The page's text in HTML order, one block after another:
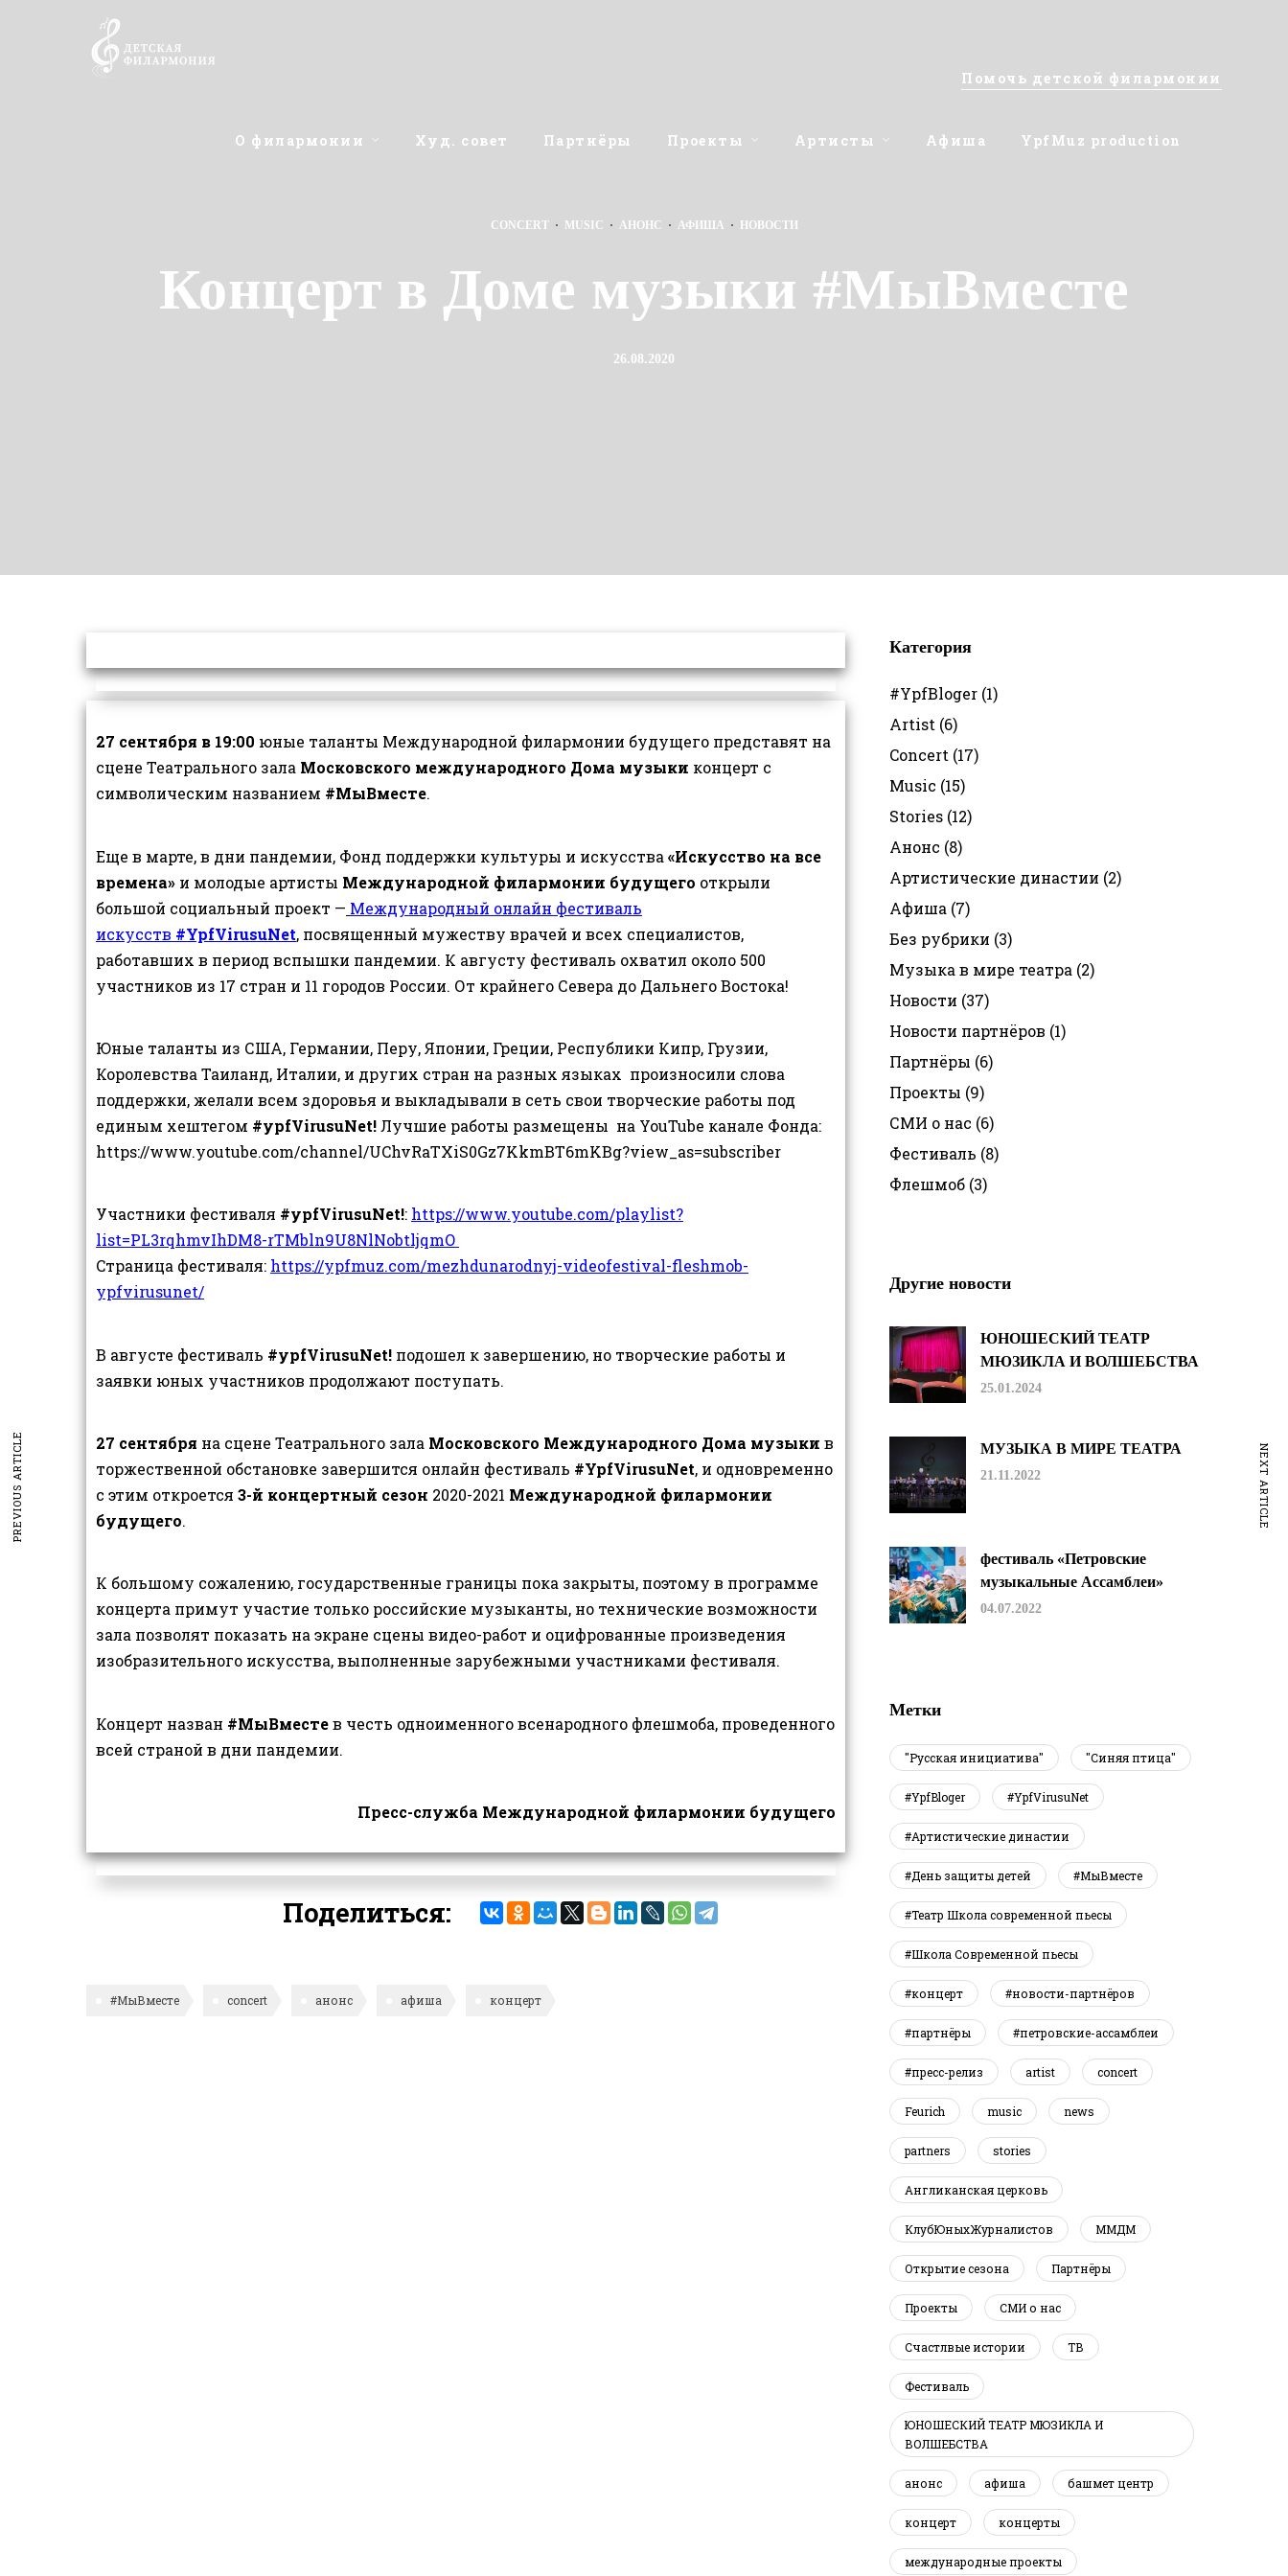
О филармонии Худ. совет Партнёры Проекты Артисты Афиша YpfMuz production
Помочь детской филармонии
CONCERT· MUSIC · АНОНС · АФИША · НОВОСТИ
Концерт в Доме музыки #МыВместе
26.08.2020
27 сентября в 19:00 юные таланты Международной филармонии будущего представят на
сцене Театрального зала Московского международного Дома музыки концерт с
символическим названием #МыВместе.
Еще в марте, в дни пандемии, Фонд поддержки культуры и искусства «Искусство на все
времена» и молодые артисты Международной филармонии будущего открыли
большой социальный проект — Международный онлайн фестиваль
искусств #YpfVirusuNet, посвященный мужеству врачей и всех специалистов,
работавших в период вспышки пандемии. К августу фестиваль охватил около 500
участников из 17 стран и 11 городов России. От крайнего Севера до Дальнего Востока!
Юные таланты из США, Германии, Перу, Японии, Греции, Республики Кипр, Грузии,
Королевства Таиланд, Италии, и других стран на разных языках произносили слова
поддержки, желали всем здоровья и выкладывали в сеть свои творческие работы под
единым хештегом #ypfVirusuNet! Лучшие работы размещены на YouTube канале Фонда:
https://www.youtube.com/channel/UChvRaTXiS0Gz7KkmBT6mKBg?view_as=subscriber
Участники фестиваля #ypfVirusuNet!: https://www.youtube.com/playlist?
list=PL3rqhmvIhDM8-rTMbln9U8NlNobtljqmO
Cтраница фестиваля: https://ypfmuz.com/mezhdunarodnyj-videofestival-fleshmob-
ypfvirusunet/
В августе фестиваль #ypfVirusuNet! подошел к завершению, но творческие работы и
заявки юных участников продолжают поступать.
27 сентября на сцене Театрального зала Московского Международного Дома музыки в
торжественной обстановке завершится онлайн фестиваль #YpfVirusuNet, и одновременно
с этим откроется 3-й концертный сезон 2020-2021 Международной филармонии
будущего.
К большому сожалению, государственные границы пока закрыты, поэтому в программе
концерта примут участие только российские музыканты, но технические возможности
зала позволят показать на экране сцены видео-работ и оцифрованные произведения
изобразительного искусства, выполненные зарубежными участниками фестиваля.
Концерт назван #МыВместев честь одноименного всенародного флешмоба, проведенного
всей страной в дни пандемии.
Пресс-служба Международной филармонии будущего
Поделиться:
#МыВместе concert анонс афиша концерт
PREVIOUS ARTICLE NEXT ARTICLE
Категория
#YpfBloger (1)
Artist (6)
Concert (17)
Music (15)
Stories (12)
Анонс (8)
Артистические династии (2)
Афиша (7)
Без рубрики (3)
Музыка в мире театра (2)
Новости (37)
Новости партнёров (1)
Партнёры (6)
Проекты (9)
СМИ о нас (6)
Фестиваль (8)
Флешмоб (3)
Другие новости
ЮНОШЕСКИЙ ТЕАТР
МЮЗИКЛА И ВОЛШЕБСТВА
25.01.2024
МУЗЫКА В МИРЕ ТЕАТРА
21.11.2022
фестиваль «Петровские
музыкальные Ассамблеи»
04.07.2022
Метки
"Русская инициатива" "Синяя птица"
#YpfBloger #YpfVirusuNet
#Артистические династии
#День защиты детей #МыВместе
#Театр Школа современной пьесы
#Школа Современной пьесы
#концерт #новости-партнёров
#партнёры #петровские-ассамблеи
#пресс-релиз artist concert
Feurich music news
partners stories
Англиканская церковь
КлубЮныхЖурналистов ММДМ
Открытие сезона Партнёры
Проекты СМИ о нас
Счастлвые истории ТВ
Фестиваль
ЮНОШЕСКИЙ ТЕАТР МЮЗИКЛА И
ВОЛШЕБСТВА
анонс афиша башмет центр
концерт концерты
международные проекты